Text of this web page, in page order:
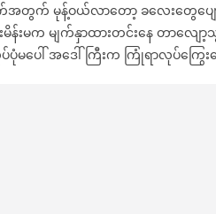
က် မုန့်ဝယ်လာတော့ ခလေးတွေပျေ
းမက မျက်နှာထားတင်းနေ တာလျေ
မပေါ် အဒေါ်ကြီးက ကြုံရာလုပ်ကြွေး